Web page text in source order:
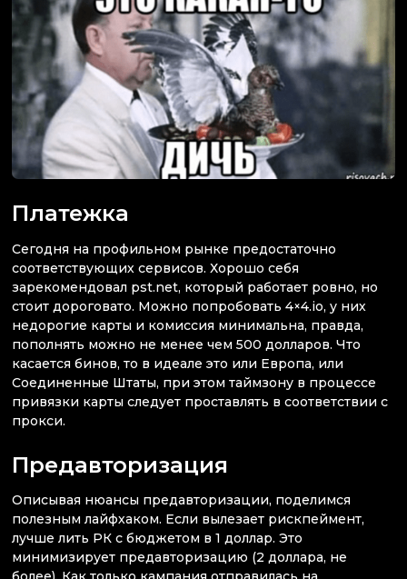
Платежка
Сегодня на профильном рынке предостаточно
соответствующих сервисов. Хорошо себя
зарекомендовал pst.net, который работает ровно, но
стоит дороговато. Можно попробовать 4×4.io, у них
недорогие карты и комиссия минимальна, правда,
пополнять можно не менее чем 500 долларов. Что
касается бинов, то в идеале это или Европа, или
Соединенные Штаты, при этом таймзону в процессе
привязки карты следует проставлять в соответствии с
прокси.
Предавторизация
Описывая нюансы предавторизации, поделимся
полезным лайфхаком. Если вылезает рискпеймент,
лучше лить РК с бюджетом в 1 доллар. Это
минимизирует предавторизацию (2 доллара, не